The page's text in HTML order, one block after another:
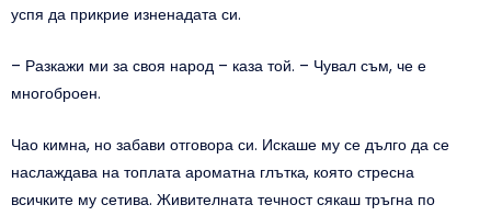
успя да прикрие изненадата си.
– Разкажи ми за своя народ – каза той. – Чувал съм, че е
многоброен.
Чао кимна, но забави отговора си. Искаше му се дълго да се
наслаждава на топлата ароматна глътка, която стресна
всичките му сетива. Живителната течност сякаш тръгна по